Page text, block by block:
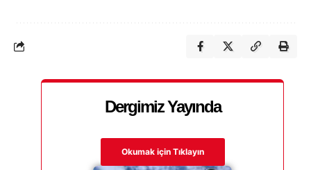
Dergimiz Yayında
Okumak için Tıklayın